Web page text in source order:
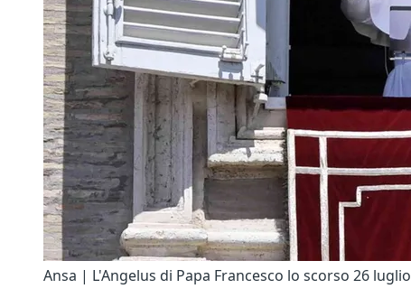
Ansa | L'Angelus di Papa Francesco lo scorso 26 luglio